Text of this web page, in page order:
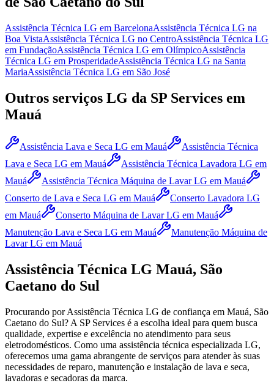
Assistência Técnica LG em BarcelonaAssistência Técnica LG na
Boa VistaAssistência Técnica LG no CentroAssistência Técnica LG
em FundaçãoAssistência Técnica LG em OlímpicoAssistência
Técnica LG em ProsperidadeAssistência Técnica LG na Santa
MariaAssistência Técnica LG em São José
Outros serviços LG da SP Services em
Mauá
Assistência Lava e Seca LG em Mauá
Assistência Técnica
Lava e Seca LG em Mauá Assistência Técnica Lavadora LG em
Mauá
Assistência Técnica Máquina de Lavar LG em Mauá
Conserto de Lava e Seca LG em Mauá
Conserto Lavadora LG
em Mauá
Conserto Máquina de Lavar LG em Mauá
Manutenção Lava e Seca LG em Mauá
Manutenção Máquina de
Lavar LG em Mauá
Assistência Técnica LG Mauá, São
Caetano do Sul
Procurando por Assistência Técnica LG de confiança em Mauá, São
Caetano do Sul? A SP Services é a escolha ideal para quem busca
qualidade, expertise e excelência no atendimento para seus
eletrodomésticos. Como uma assistência técnica especializada LG,
oferecemos uma gama abrangente de serviços para atender às suas
necessidades de reparo, manutenção e instalação de lava e seca,
lavadoras e secadoras da marca.